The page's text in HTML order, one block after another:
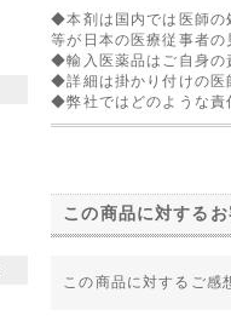
◆本剤は国内では医師の
等が日本の医療従事者の
◆輸入医薬品はご自身の
◆詳細は掛かり付けの医
◆弊社ではどのような責
この商品に対する
この商品に対するご感